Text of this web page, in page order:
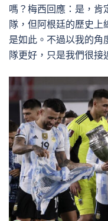
嗎？梅西回應：是，肯
隊，但阿根廷的歷史
是如此。不過以我的角
隊更好，只是我們很接